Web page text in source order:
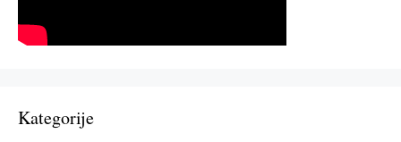
Kategorije